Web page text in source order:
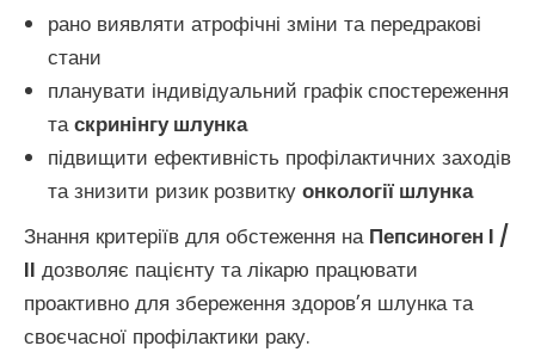
рано виявляти атрофічні зміни та передракові
стани
планувати індивідуальний графік спостереження
таскринінгу шлунка
підвищити ефективність профілактичних заходів
та знизити ризик розвитку онкології шлунка
Знання критеріїв для обстеження на Пепсиноген I /
II дозволяє пацієнту та лікарю працювати
проактивно для збереження здоров’я шлунка та
своєчасної профілактики раку.